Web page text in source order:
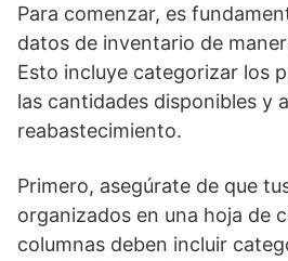
Para comenzar, es
datos de inventario de
Esto incluye categorizar los
las cantidades disponibles y
reabastecimiento.
Primero, asegúrate de que
organizados en una hoja de
columnas deben incluir